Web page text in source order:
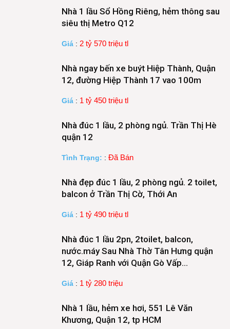
Nhà 1 lầu Sổ Hồng Riêng, hẻm thông sau
siêu thị Metro Q12
Giá : 2 tỷ 570 triệu tl
Nhà ngay bến xe buýt Hiệp Thành, Quận
12, đường Hiệp Thành 17 vao 100m
Giá : 1 tỷ 450 triệu tl
Nhà đúc 1 lầu, 2 phòng ngủ. Trần Thị Hè
quận 12
Tình Trạng: : Đã Bán
Nhà đẹp đúc 1 lầu, 2 phòng ngủ. 2 toilet,
balcon ở Trần Thị Cờ, Thới An
Giá : 1 tỷ 490 triệu tl
Nhà đúc 1 lầu 2pn, 2toilet, balcon,
nước.máy Sau Nhà Thờ Tân Hưng quận
12, Giáp Ranh với Quận Gò Vấp…
Giá : 1 tỷ 280 triệu
Nhà 1 lầu, hẻm xe hơi, 551 Lê Văn
Khương, Quận 12, tp HCM